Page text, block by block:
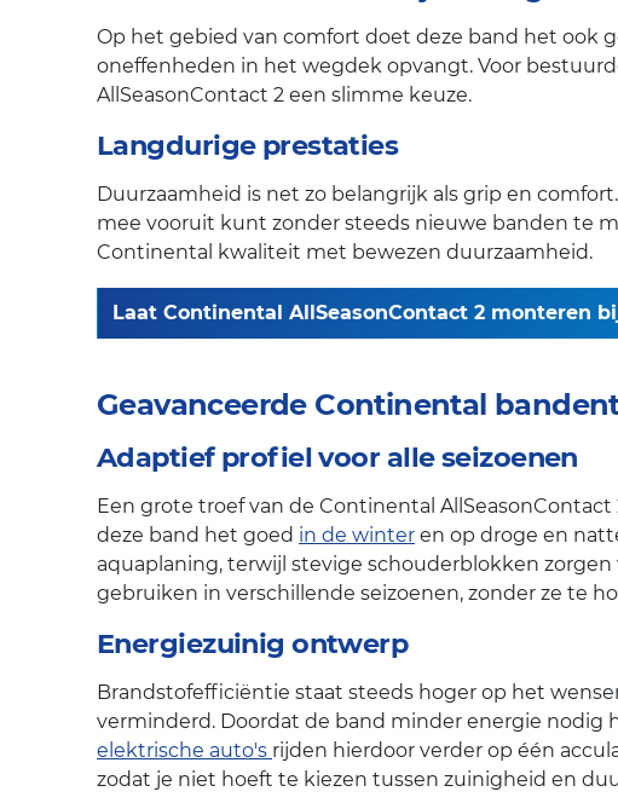
Op het gebied van comfort doet deze band het ook
oneffenheden in het wegdek opvangt. Voor
AllSeasonContact 2 een slimme keuze.
Langdurige prestaties
Duurzaamheid is net zo belangrijk als grip en
mee vooruit kunt zonder steeds nieuwe banden te
Continental kwaliteit met bewezen duurzaamheid.
Laat Continental AllSeasonContact 2 monteren
Geavanceerde Continental
Adaptief profiel voor alle seizoenen
Een grote troef van de Continental
deze band het goed in de winter en op droge en
aquaplaning, terwijl stevige schouderblokken
gebruiken in verschillende seizoenen, zonder ze te
Energiezuinig ontwerp
Brandstofefficiëntie staat steeds hoger op het
verminderd. Doordat de band minder energie nodig
elektrische auto's rijden hierdoor verder op één
zodat je niet hoeft te kiezen tussen zuinigheid en